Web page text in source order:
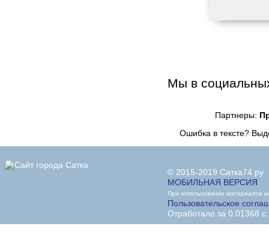
Мы в
Партнеры:
Ошибка в тексте?
© 2015-2019 Сатка74.ру
МОБИЛЬНАЯ ВЕРСИЯ
При использовании материалов
Пользовательское
Отработало за 0.01368